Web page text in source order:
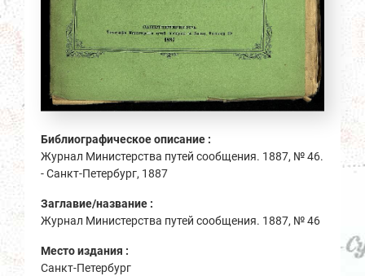
Библиографическое описание :
Журнал Министерства путей сообщения. 1887, № 46.
- Санкт-Петербург, 1887
Заглавие/название :
Журнал Министерства путей сообщения. 1887, № 46
Место издания :
Санкт-Петербург